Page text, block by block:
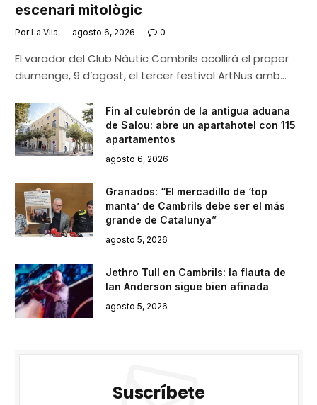
escenari mitològic
Por La Vila agosto 6, 2026 0
El varador del Club Nàutic Cambrils acollirà el proper
diumenge, 9 d’agost, el tercer festival ArtNus amb…
Fin al culebrón de la antigua aduana
de Salou: abre un apartahotel con 115
apartamentos
agosto 6, 2026
Granados: “El mercadillo de ‘top
manta’ de Cambrils debe ser el más
grande de Catalunya”
agosto 5, 2026
Jethro Tull en Cambrils: la flauta de
Ian Anderson sigue bien afinada
agosto 5, 2026
Suscríbete